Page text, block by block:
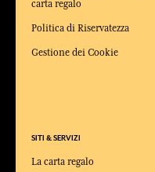
carta regalo
Politica di Riservatezza
Gestione dei Cookie
SITI & SERVIZI
La carta regalo